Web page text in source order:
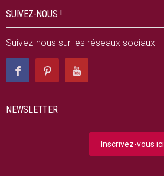
SUIVEZ-NOUS !
Suivez-nous sur les réseaux sociaux
NEWSLETTER
Inscrivez-vous ici